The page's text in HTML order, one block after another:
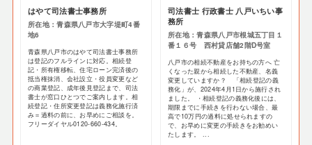
はやて司法書士事務所
所在地：青森県八戸市大字堤町4番
地6
青森県八戸市のはやて司法書士事務所
は登記のフルラインに対応。相続登
記・所有権移転、住宅ローン完済後の
抵当権抹消、会社設立・役員変更など
の商業登記、成年後見登記まで、司法
書士が窓口ひとつでご案内します。相
続登記・住所変更登記は義務化施行済
み＝過料の前に、お早めにご相談を。
フリーダイヤル0120-660-434。
司法書士 行政書士 八戸いちい事
務所
所在地：青森県八戸市根城五丁目１
番１６号 西村貸店舗2階D号室
八戸市の相続不動産をお持ちの方へ 亡
くなった親から相続した不動産、名義
変更していますか？ 「相続登記の義
務化」が、2024年4月1日から施行され
ました。 ・相続登記の義務化後には、
期限までに手続きを行わない場合、最
高で10万円の過料に処せられますの
で、お早めに変更の手続きをお勧めい
たします。 ...